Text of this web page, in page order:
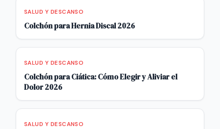
SALUD Y DESCANSO
Colchón para Hernia Discal 2026
SALUD Y DESCANSO
Colchón para Ciática: Cómo Elegir y Aliviar el
Dolor 2026
SALUD Y DESCANSO